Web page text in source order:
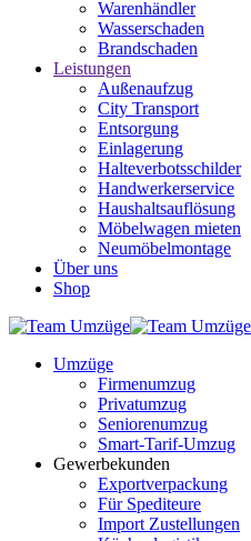
Warenhändler
Wasserschaden
Brandschaden
Leistungen
Außenaufzug
City Transport
Entsorgung
Einlagerung
Halteverbotsschilder
Handwerkerservice
Haushaltsauflösung
Möbelwagen mieten
Neumöbelmontage
Über uns
Shop
Umzüge
Firmenumzug
Privatumzug
Seniorenumzug
Smart-Tarif-Umzug
Gewerbekunden
Exportverpackung
Für Spediteure
Import Zustellungen